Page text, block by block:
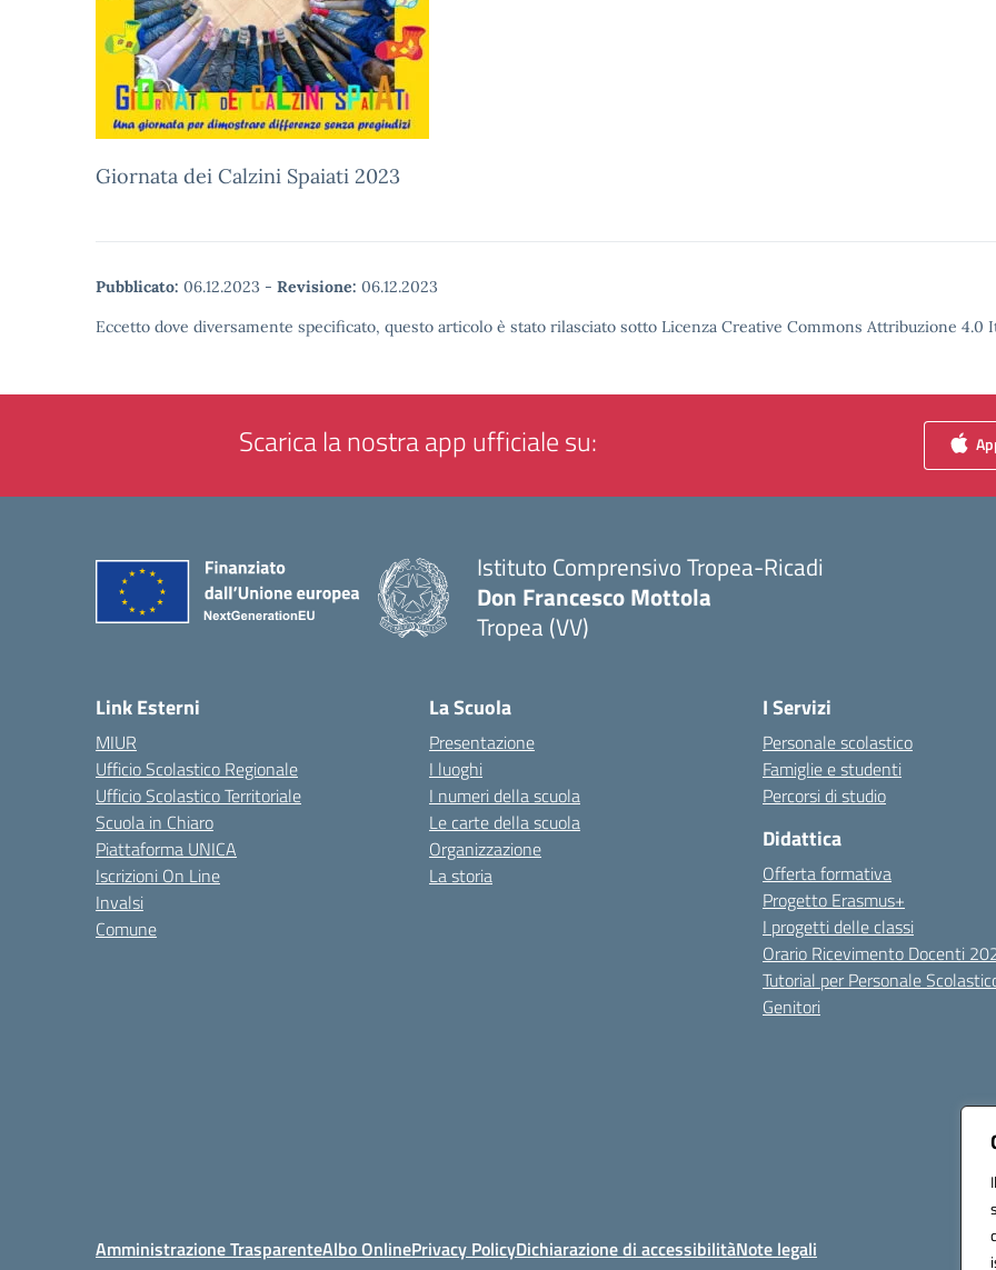
Giornata dei Calzini Spaiati 2023
Pubblicato: 06.12.2023 - Revisione: 06.12.2023
Eccetto dove diversamente specificato, questo articolo è stato rilasciato sotto Licenza Creative Commons Attribuzione 4.0
Scarica la nostra app ufficiale su:
Istituto Comprensivo Tropea-Ricadi
Don Francesco Mottola
Tropea (VV)
Link Esterni
MIUR
Ufficio Scolastico Regionale
Ufficio Scolastico Territoriale
Scuola in Chiaro
Piattaforma UNICA
Iscrizioni On Line
Invalsi
Comune
La Scuola
Presentazione
I luoghi
I numeri della scuola
Le carte della scuola
Organizzazione
La storia
I Servizi
Personale scolastico
Famiglie e studenti
Percorsi di studio
Didattica
Offerta formativa
Progetto Erasmus+
I progetti delle classi
Orario Ricevimento Docenti
Tutorial per Personale
Genitori
Amministrazione TrasparenteAlbo OnlinePrivacy PolicyDichiarazione di accessibilitàNote legali